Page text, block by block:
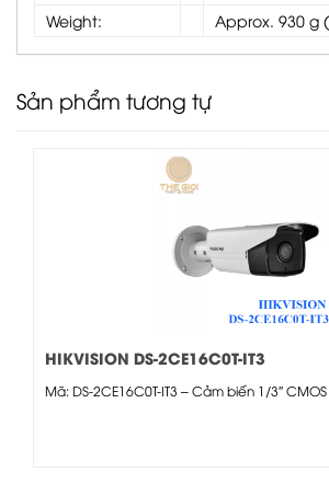
Weight:
Approx. 930 g
Sản phẩm tương tự
HIKVISION DS-2CE16C0T-IT3
Mã: DS-2CE16C0T-IT3 – Cảm biến 1/3″ CMOS